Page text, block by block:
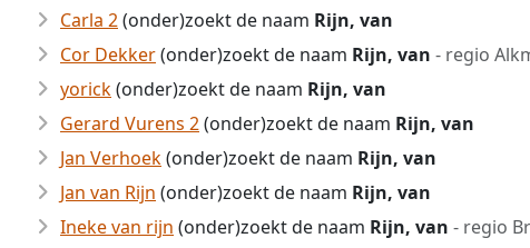
Carla 2(onder)zoekt de naam Rijn, van
Cor Dekker(onder)zoekt de naam Rijn, van - regio
yorick(onder)zoekt de naam Rijn, van
Gerard Vurens 2(onder)zoekt de naam Rijn, van
Jan Verhoek(onder)zoekt de naam Rijn, van
Jan van Rijn (onder)zoekt de naam Rijn, van
Ineke van rijn (onder)zoekt de naam Rijn, van - regio